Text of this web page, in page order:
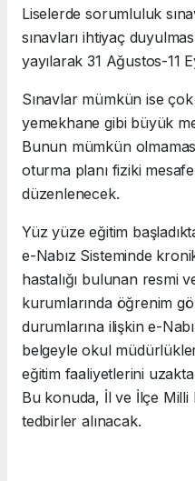
Liselerde sorumluluk
sınavları ihtiyaç
yayılarak 31 Ağustos-11
Sınavlar mümkün ise
yemekhane gibi büyük
Bunun mümkün
oturma planı fiziki
düzenlenecek.
Yüz yüze eğitim
e-Nabız Sisteminde
hastalığı bulunan resmi
kurumlarında öğrenim
durumlarına ilişkin e-
belgeyle okul
eğitim faaliyetlerini
Bu konuda, İl ve İlçe
tedbirler alınacak.